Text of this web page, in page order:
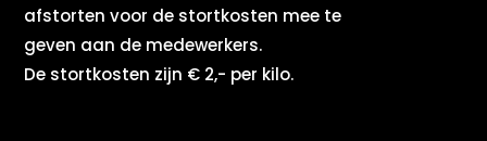
afstorten voor de stortkosten mee te
geven aan de medewerkers.
De stortkosten zijn € 2,- per kilo.